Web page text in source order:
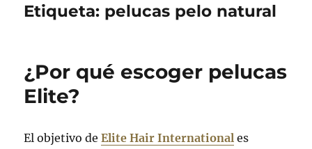
Etiqueta: pelucas pelo natural
¿Por qué escoger pelucas
Elite?
El objetivo deElite Hair International es